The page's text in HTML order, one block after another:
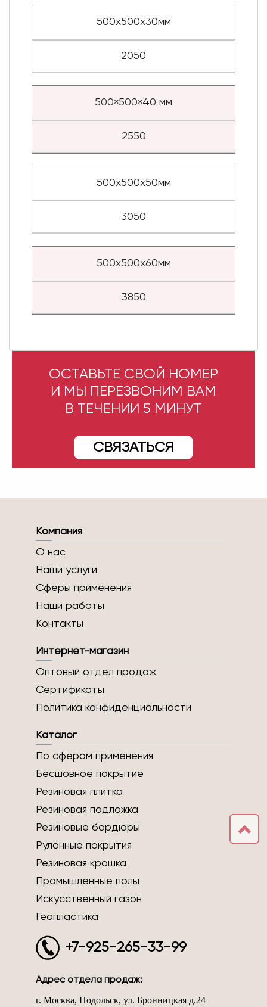
500х500х30мм
2050
500×500×40 мм
2550
500х500х50мм
3050
500х500х60мм
3850
ОСТАВЬТЕ СВОЙ НОМЕР
И МЫ ПЕРЕЗВОНИМ ВАМ
В ТЕЧЕНИИ 5 МИНУТ
СВЯЗАТЬСЯ
Компания
О нас
Наши услуги
Сферы применения
Наши работы
Контакты
Интернет-магазин
Оптовый отдел продаж
Сертификаты
Политика конфиденциальности
Каталог
По сферам применения
Бесшовное покрытие
Резиновая плитка
Резиновая подложка
Резиновые бордюры
Рулонные покрытия
Резиновая крошка
Промышленные полы
Искусственный газон
Геопластика
+7-925-265-33-99
Адрес отдела продаж:
г. Москва, Подольск, ул. Бронницкая д.24